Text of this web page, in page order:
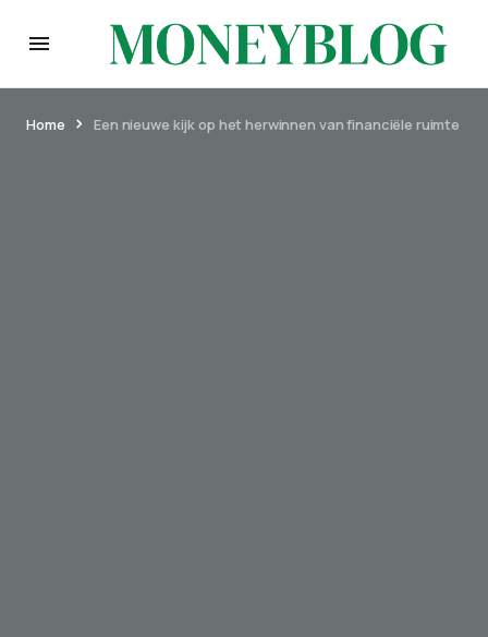
Home Een nieuwe kijk op het herwinnen van financiële ruimte